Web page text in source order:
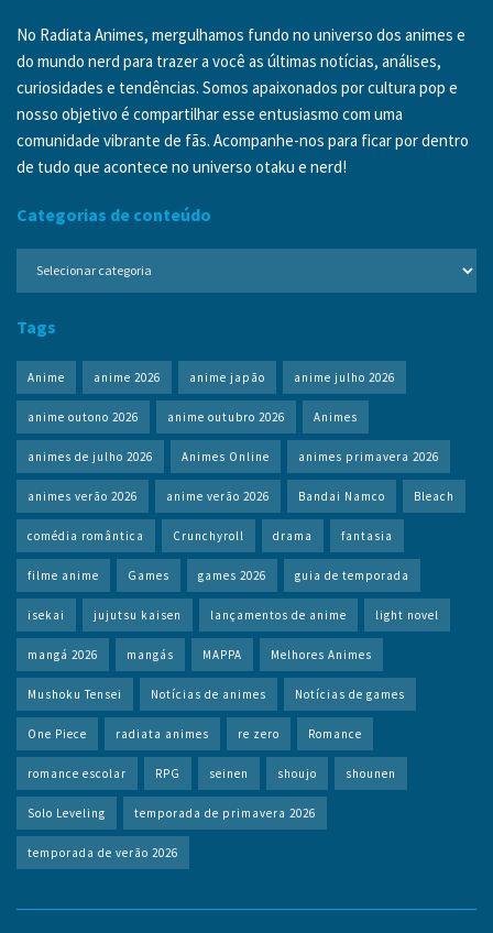
No Radiata Animes, mergulhamos fundo no universo dos animes e
do mundo nerd para trazer a você as últimas notícias, análises,
curiosidades e tendências. Somos apaixonados por cultura pop e
nosso objetivo é compartilhar esse entusiasmo com uma
comunidade vibrante de fãs. Acompanhe-nos para ficar por dentro
de tudo que acontece no universo otaku e nerd!
Categorias de conteúdo
Tags
Anime anime 2026 anime japão anime julho 2026
anime outono 2026 anime outubro 2026 Animes
animes de julho 2026 Animes Online animes primavera 2026
animes verão 2026 anime verão 2026 Bandai Namco Bleach
comédia romântica Crunchyroll drama fantasia
filme anime Games games 2026 guia de temporada
isekai jujutsu kaisen lançamentos de anime light novel
mangá 2026 mangás MAPPA Melhores Animes
Mushoku Tensei Notícias de animes Notícias de games
One Piece radiata animes re zero Romance
romance escolar RPG seinen shoujo shounen
Solo Leveling temporada de primavera 2026
temporada de verão 2026